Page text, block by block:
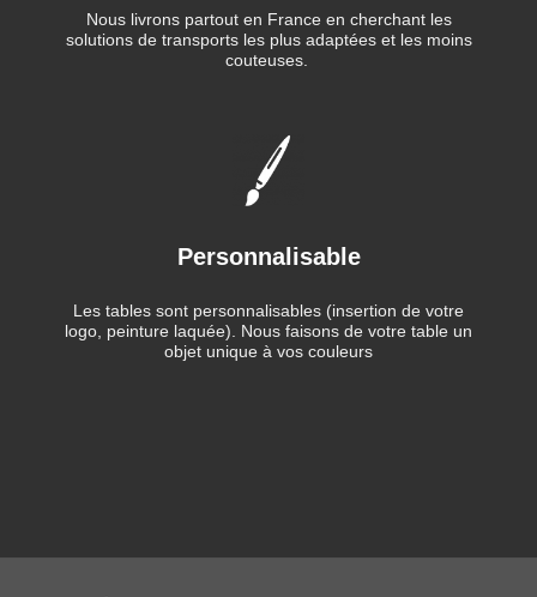
Nous livrons partout en France en cherchant les
solutions de transports les plus adaptées et les moins
couteuses.
Personnalisable
Les tables sont personnalisables (insertion de votre
logo, peinture laquée). Nous faisons de votre table un
objet unique à vos couleurs